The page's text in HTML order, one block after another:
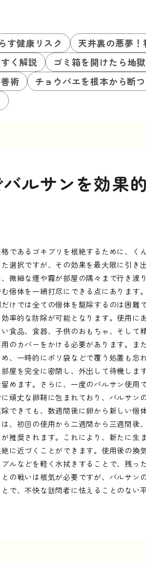
す健康リスク
天井裏の悪夢
く解説
ゴミ箱を開けたら地
術
チョウバエを根本から断
ルサンを効果
であるゴキブリを根絶するために、く
選択ですが、その効果を最大限に引き
微細な煙や霧が部屋の隅々まで行き渡
個体を一網打尽にできる点にあります
けでは全ての個体を駆除するのは困難
率的な防除が可能となります。使用に
食品、食器、子供のおもちゃ、そして
のカバーをかける必要があります。ま
、一時的にポリ袋などで覆う処置も忘
屋を完全に密閉し、外出して待機しま
めます。さらに、一度のバルサン使用
頑丈な卵鞘に包まれており、バルサン
できても、数週間後に卵から新しい個
、初回の使用から二週間から三週間後
推奨されます。これにより、新たに生
に近づくことができます。使用後の換
ルなどを軽く水拭きすることで、残っ
の戦いは根気が必要ですが、バルサン
で、不快な訪問者に怯えることのない